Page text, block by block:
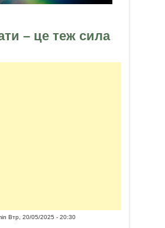
– це теж сила
Втр, 20/05/2025 - 20:30